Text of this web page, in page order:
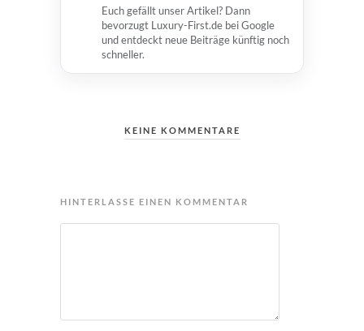
Euch gefällt unser Artikel? Dann
bevorzugt Luxury-First.de bei Google
und entdeckt neue Beiträge künftig noch
schneller.
KEINE KOMMENTARE
HINTERLASSE EINEN KOMMENTAR